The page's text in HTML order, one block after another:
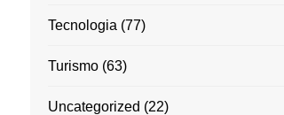
Tecnologia (77)
Turismo(63)
Uncategorized (22)